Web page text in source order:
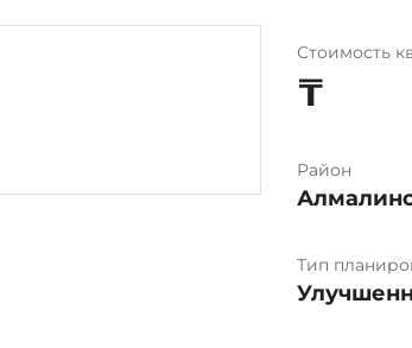
Стоимость
₸
Район
Тип